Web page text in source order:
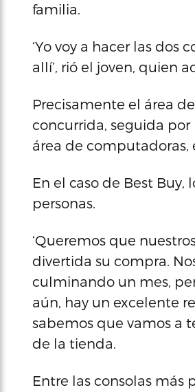
familia.
‘Yo voy a hacer las dos
allí’, rió el joven, quien
Precisamente el área
concurrida, seguida por
área de computadoras,
En el caso de Best
personas.
‘Queremos que
divertida su compra.
culminando un mes,
aún, hay un excelente
sabemos que vamos a
de la tienda.
Entre las consolas más